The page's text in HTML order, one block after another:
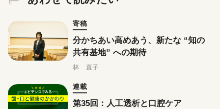
寄稿
分かちあい高めあう、新たな “知の
共有基地” への期待
林 直子
連載
第35回：人工透析と口腔ケア